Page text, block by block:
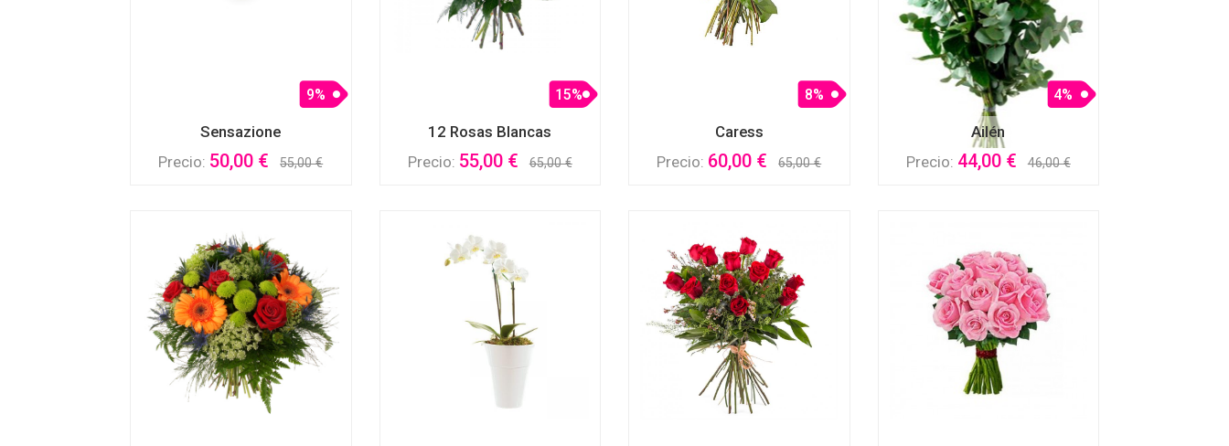
Sensazione
9%
Precio: 50,00 € 55,00 €
12 Rosas Blancas
15%
Precio: 55,00 € 65,00 €
Caress
8%
Precio: 60,00 € 65,00 €
Ailén
4%
Precio: 44,00 € 46,00 €